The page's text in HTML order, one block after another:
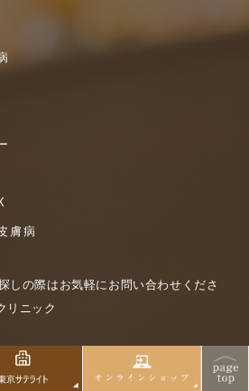
膚病
しの際はお気軽にお問い合わせくださ
リニック